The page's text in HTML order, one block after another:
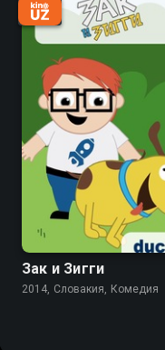
Зак и Зигги
2014, Словакия, Комедия